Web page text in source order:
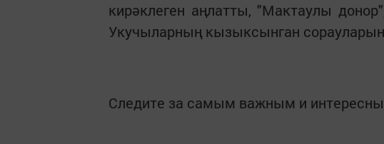
кирәклеген аңлатты, "Мактаулы
Укучыларның кызыксынган
Следите за самым важным и